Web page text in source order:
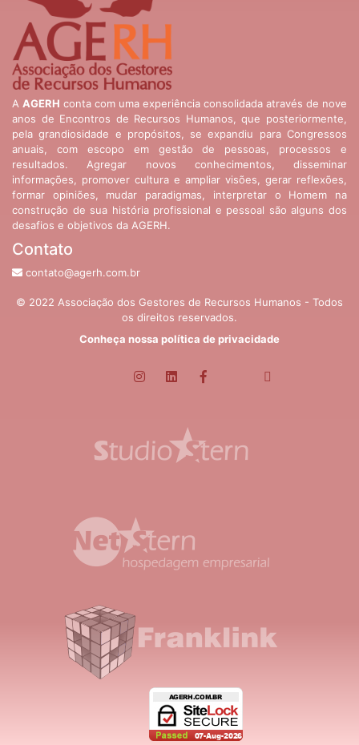
A AGERH conta com uma experiência consolidada através de nove
anos de Encontros de Recursos Humanos, que posteriormente,
pela grandiosidade e propósitos, se expandiu para Congressos
anuais, com escopo em gestão de pessoas, processos e
resultados. Agregar novos conhecimentos, disseminar
informações, promover cultura e ampliar visões, gerar reflexões,
formar opiniões, mudar paradigmas, interpretar o Homem na
construção de sua história profissional e pessoal são alguns dos
desafios e objetivos da AGERH.
Contato
contato@agerh.com.br
© 2022 Associação dos Gestores de Recursos Humanos - Todos
os direitos reservados.
Conheça nossa política de privacidade